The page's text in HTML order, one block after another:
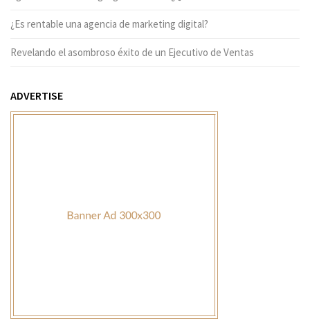
¿Es rentable una agencia de marketing digital?
Revelando el asombroso éxito de un Ejecutivo de Ventas
ADVERTISE